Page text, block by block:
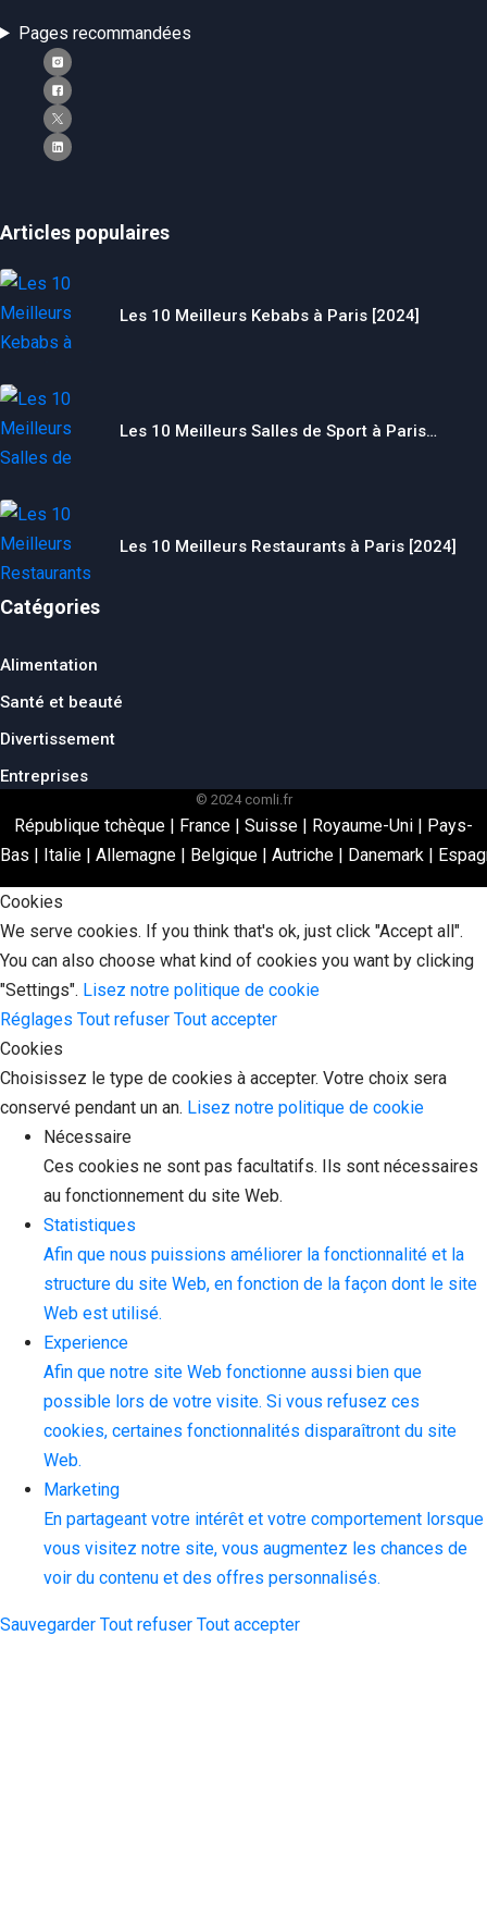
Pages recommandées
Articles populaires
Les 10 Meilleurs Kebabs à Paris [2024]
Les 10 Meilleurs Salles de Sport à Paris…
Les 10 Meilleurs Restaurants à Paris [2024]
Catégories
Alimentation
Santé et beauté
Divertissement
Entreprises
© 2024 comli.fr
République tchèque | France | Suisse | Royaume-Uni | Pays-
Bas | Italie | Allemagne | Belgique | Autriche | Danemark |
Cookies
We serve cookies. If you think that's ok, just click "Accept all".
You can also choose what kind of cookies you want by clicking
"Settings". Lisez notre politique de cookie
Réglages Tout refuser Tout accepter
Cookies
Choisissez le type de cookies à accepter. Votre choix sera
conservé pendant un an. Lisez notre politique de cookie
Nécessaire
Ces cookies ne sont pas facultatifs. Ils sont nécessaires
au fonctionnement du site Web.
Statistiques
Afin que nous puissions améliorer la fonctionnalité et la
structure du site Web, en fonction de la façon dont le site
Web est utilisé.
Experience
Afin que notre site Web fonctionne aussi bien que
possible lors de votre visite. Si vous refusez ces
cookies, certaines fonctionnalités disparaîtront du site
Web.
Marketing
En partageant votre intérêt et votre comportement lorsque
vous visitez notre site, vous augmentez les chances de
voir du contenu et des offres personnalisés.
Sauvegarder Tout refuser Tout accepter